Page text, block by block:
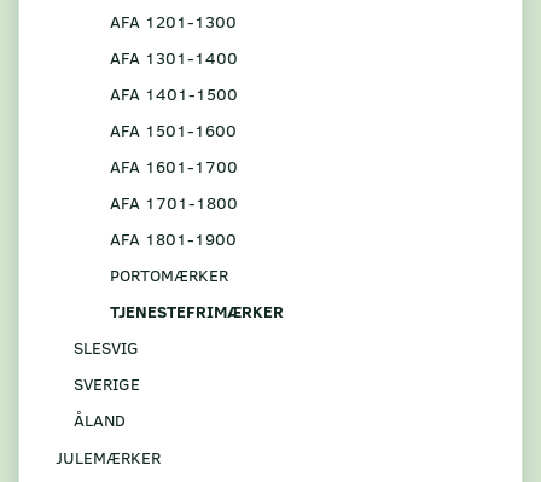
AFA 1201-1300
AFA 1301-1400
AFA 1401-1500
AFA 1501-1600
AFA 1601-1700
AFA 1701-1800
AFA 1801-1900
PORTOMÆRKER
TJENESTEFRIMÆRKER
SLESVIG
SVERIGE
ÅLAND
JULEMÆRKER